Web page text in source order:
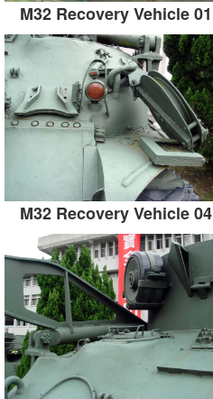
M32 Recovery Vehicle 01
M32 Recovery Vehicle 04